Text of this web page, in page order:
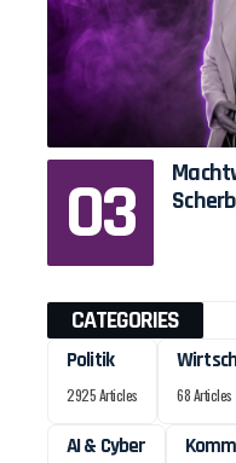
CATEGORIES
Politik
2925 Articles 68 Articles
AI & Cyber